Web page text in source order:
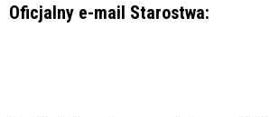
Oficjalny e-mail Starostwa: